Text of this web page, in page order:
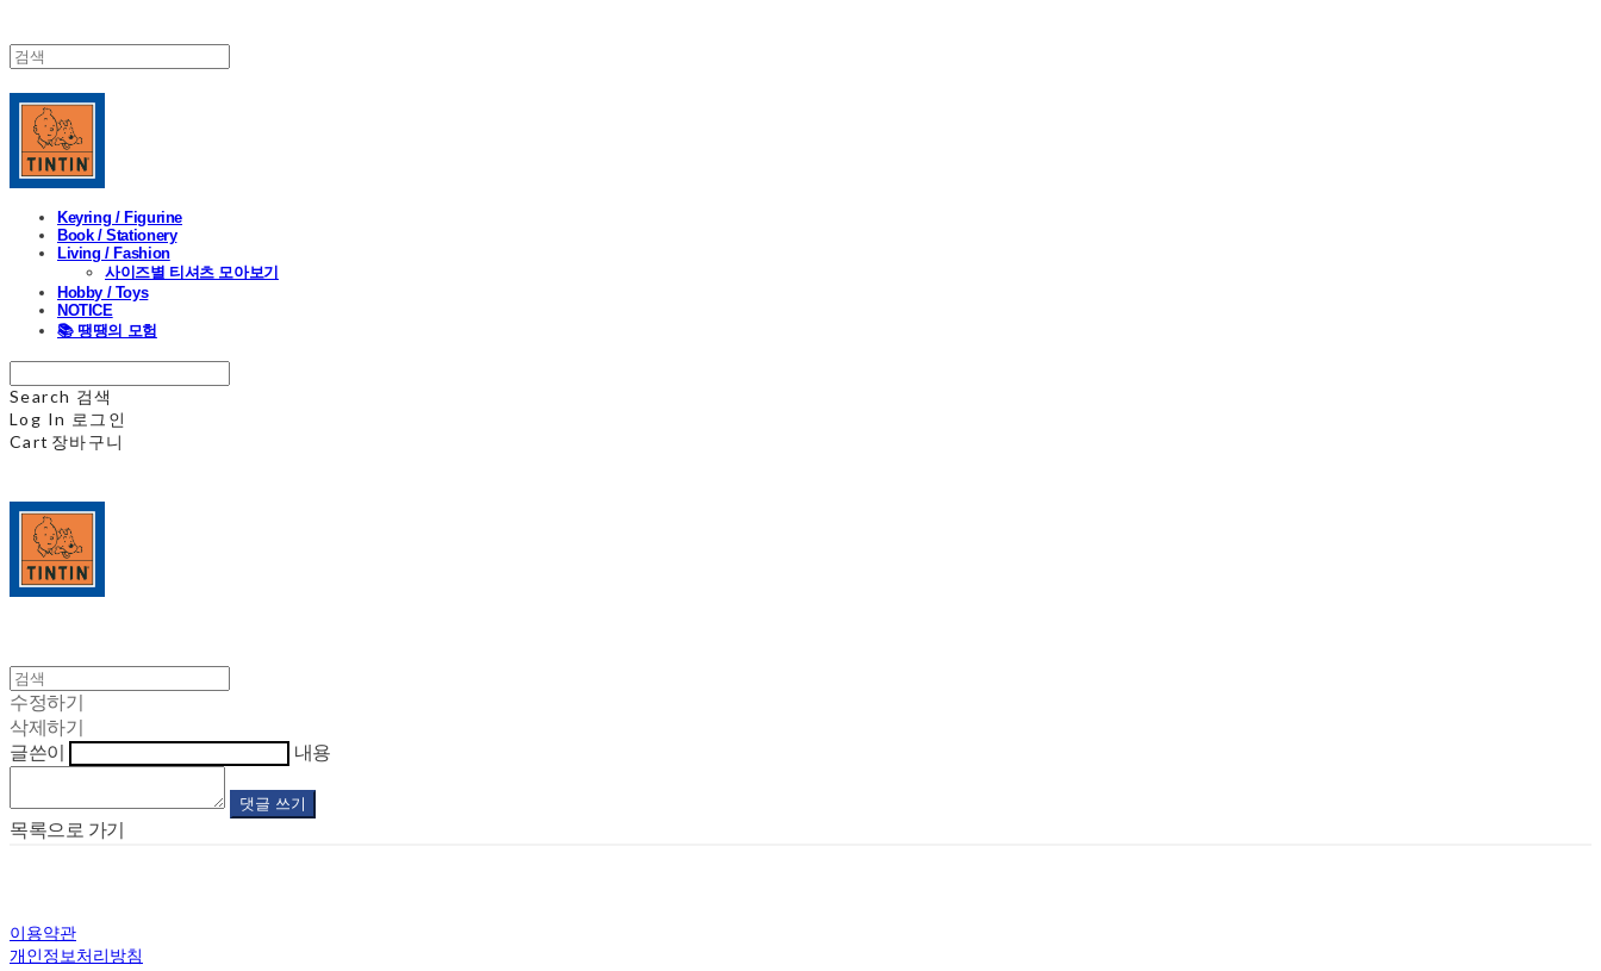
Keyring / Figurine
Book / Stationery
Living / Fashion
사이즈별 티셔츠 모아보기
Hobby / Toys
NOTICE
📚 땡땡의 모험
Search 검색
Log In 로그인
Cart 장바구니
수정하기
삭제하기
글쓴이
내용
댓글 쓰기
목록으로 가기
이용약관
개인정보처리방침